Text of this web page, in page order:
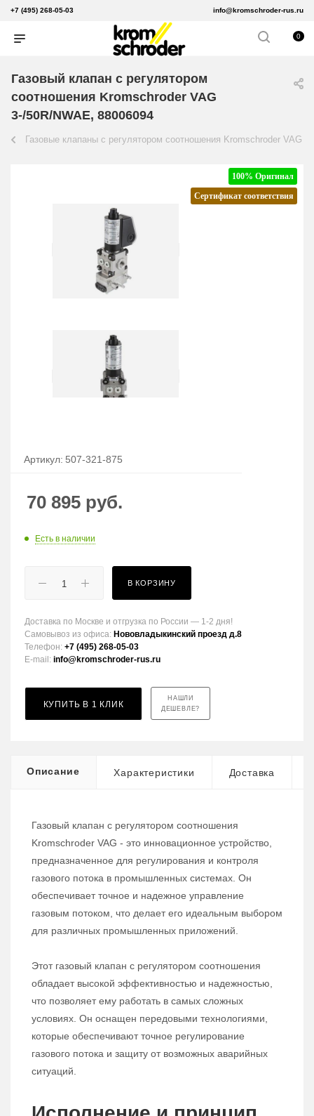
+7 (495) 268-05-03 info@kromschroder-rus.ru
0
Газовый клапан с регулятором
соотношения Kromschroder VAG
3-/50R/NWAE, 88006094
Газовые клапаны с регулятором соотношения Kromschroder VAG
100% Оригинал
Сертификат соответствия
Артикул: 507-321-875
70 895 руб.
Есть в наличии
В КОРЗИНУ
Доставка по Москве и отгрузка по России — 1-2 дня!
Самовывоз из офиса: Нововладыкинский проезд д.8
Телефон: +7 (495) 268-05-03
E-mail: info@kromschroder-rus.ru
КУПИТЬ В 1 КЛИК
НАШЛИ
ДЕШЕВЛЕ?
Описание Характеристики Доставка
Газовый клапан с регулятором соотношения
Kromschroder VAG - это инновационное устройство,
предназначенное для регулирования и контроля
газового потока в промышленных системах. Он
обеспечивает точное и надежное управление
газовым потоком, что делает его идеальным выбором
для различных промышленных приложений.
Этот газовый клапан с регулятором соотношения
обладает высокой эффективностью и надежностью,
что позволяет ему работать в самых сложных
условиях. Он оснащен передовыми технологиями,
которые обеспечивают точное регулирование
газового потока и защиту от возможных аварийных
ситуаций.